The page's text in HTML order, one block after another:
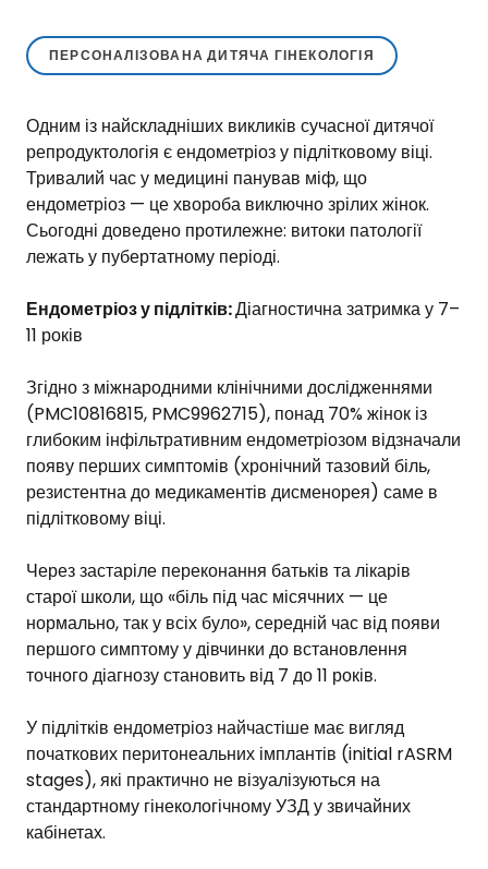
ПЕРСОНАЛІЗОВАНА ДИТЯЧА ГІНЕКОЛОГІЯ
Одним із найскладніших викликів сучасної дитячої
репродуктологія є ендометріоз у підлітковому віці.
Тривалий час у медицині панував міф, що
ендометріоз — це хвороба виключно зрілих жінок.
Сьогодні доведено протилежне: витоки патології
лежать у пубертатному періоді.
Ендометріоз у підлітків:Діагностична затримка у 7–
11 років
Згідно з міжнародними клінічними дослідженнями
(PMC10816815, PMC9962715), понад 70% жінок із
глибоким інфільтративним ендометріозом відзначали
появу перших симптомів (хронічний тазовий біль,
резистентна до медикаментів дисменорея) саме в
підлітковому віці.
Через застаріле переконання батьків та лікарів
старої школи, що «біль під час місячних — це
нормально, так у всіх було», середній час від появи
першого симптому у дівчинки до встановлення
точного діагнозу становить від 7 до 11 років.
У підлітків ендометріоз найчастіше має вигляд
початкових перитонеальних імплантів (initial rASRM
stages), які практично не візуалізуються на
стандартному гінекологічному УЗД у звичайних
кабінетах.